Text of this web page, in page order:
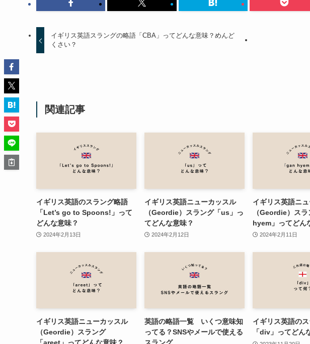
イギリス英語スラングの略語「CBA」ってどんな意味？めんど
くさい？
関連記事
イギリス英語のスラング略語
「Let’s go to Spoons!」って
どんな意味？
2024年2月13日
イギリス英語ニューカッスル
（Geordie）スラング「us」っ
てどんな意味？
2024年2月12日
イギリス英語ニ
（Geordie）ス
hyem」ってどん
2024年2月11日
イギリス英語ニューカッスル
（Geordie）スラング
英語の略語一覧 いくつ意味知
ってる？SNSやメールで使える
イギリス英語の
「div」ってどん